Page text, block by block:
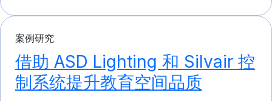
案例研究
借助 ASD Lighting 和 Silvair 控
制系统提升教育空间品质